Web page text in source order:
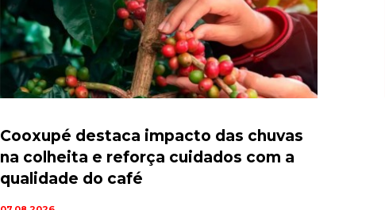
Cooxupé destaca impacto das chuvas
na colheita e reforça cuidados com a
qualidade do café